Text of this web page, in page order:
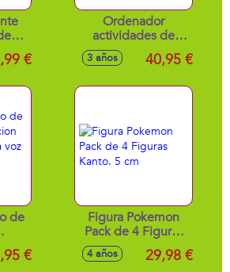
€
Ordenador
actividades de
Bluey pantalla lcd
con luz y 10
3 años 40,95 €
de
4
real€
Figura Pokemon
Pack de 4 Figuras
Kanto. 5 cm
4 años 29,98 €